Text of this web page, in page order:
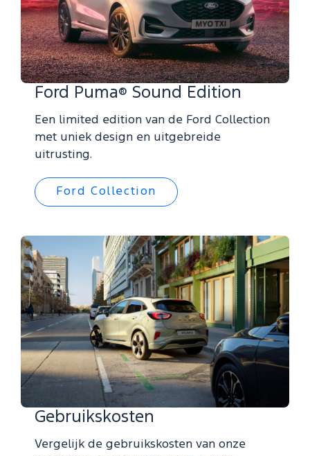
Ford Puma® Sound Edition
Een limited edition van de Ford Collection
met uniek design en uitgebreide
uitrusting.
Ford Collection
Gebruikskosten
Vergelijk de gebruikskosten van onze